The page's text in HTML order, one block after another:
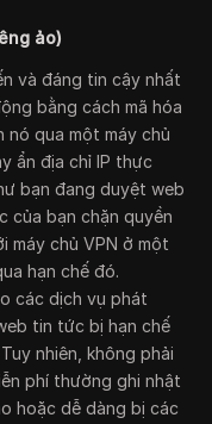
ảo)
và đáng tin cậy nhất
bằng cách mã hóa
nó qua một máy chủ
ẩn địa chỉ IP thực
bạn đang duyệt web
của bạn chặn quyền
máy chủ VPN ở một
hạn chế đó.
các dịch vụ phát
tin tức bị hạn chế
nhiên, không phải
phí thường ghi nhật
hoặc dễ dàng bị các